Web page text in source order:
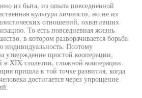
из быта, из опыта повседневной
культура личности, но не из
отношений, охвативших
То есть повседневная жизнь
в котором разворачивается борьба
индивидуальность. Поэтому
утверждение простой кооперации,
в XIX столетии, сложной кооперации.
пришла к той точке развития, когда
достигается через упрощение